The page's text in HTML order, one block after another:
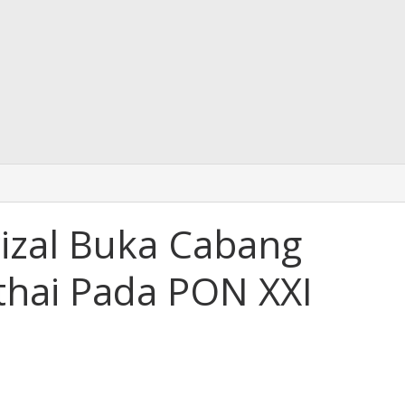
Buka Cabang
Pada PON XXI